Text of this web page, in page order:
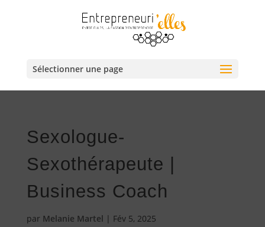
Sélectionner une page
Sexologue-
Sexothérapeute |
Business Coach
par Melanie Martel | Fév 5, 2025